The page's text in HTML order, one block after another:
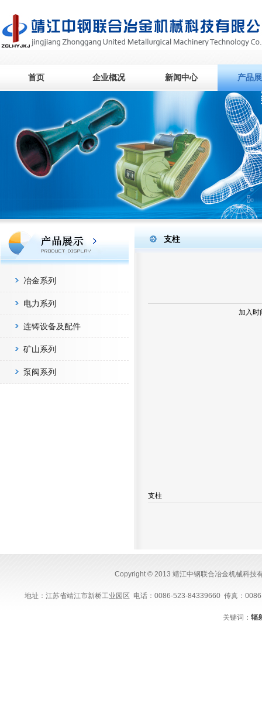
首页 企业概况 新闻中心 产品
冶金系列
电力系列
连铸设备及配件
矿山系列
泵阀系列
支柱
加入
支柱
Copyright © 2013 靖江中钢联合冶金机械科技
地址：江苏省靖江市新桥工业园区 电话：0086-523-84339660 传真：
关键词：辐